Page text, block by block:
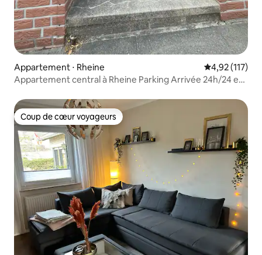
Appartement ⋅ Rheine Évaluation
4,92 (117)
Appartement central à Rheine Parking Arrivée 24h/24 et
Coup de cœur voyageurs
Coup de cœur voyageurs